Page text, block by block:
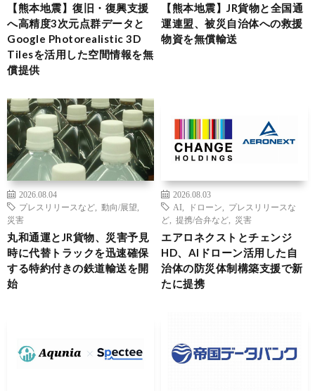
【熊本地震】復旧・復興支援
へ高精度3次元点群データと
Google Photorealistic 3D
Tilesを活用した空間情報を無
償提供
【熊本地震】JR貨物と全国通
運連盟、被災自治体への救援
物資を無償輸送
2026.08.04
プレスリリースなど
動向/展望
災害
丸和通運とJR貨物、災害予見
時に代替トラックを迅速確保
する特約付きの鉄道輸送を開
始
2026.08.03
AI
ドローン
プレスリリースな
ど
提携/合弁など 災害
エアロネクストとチェンジ
HD、AIドローン活用した自
治体の防災体制構築支援で新
たに提携